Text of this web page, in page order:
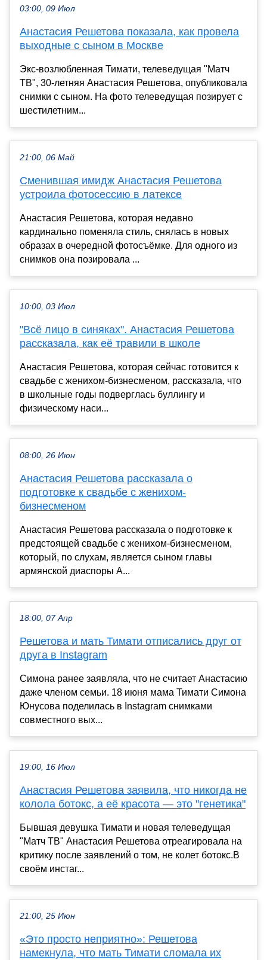
03:00, 09 Июл
Анастасия Решетова показала, как провела
выходные с сыном в Москве
Экс-возлюбленная Тимати, телеведущая "Матч
ТВ", 30-летняя Анастасия Решетова, опубликовала
снимки с сыном. На фото телеведущая позирует с
шестилетним...
21:00, 06 Май
Сменившая имидж Анастасия Решетова
устроила фотосессию в латексе
Анастасия Решетова, которая недавно
кардинально поменяла стиль, снялась в новых
образах в очередной фотосъёмке. Для одного из
снимков она позировала ...
10:00, 03 Июл
"Всё лицо в синяках". Анастасия Решетова
рассказала, как её травили в школе
Анастасия Решетова, которая сейчас готовится к
свадьбе с женихом-бизнесменом, рассказала, что
в школьные годы подверглась буллингу и
физическому наси...
08:00, 26 Июн
Анастасия Решетова рассказала о
подготовке к свадьбе с женихом-
бизнесменом
Анастасия Решетова рассказала о подготовке к
предстоящей свадьбе с женихом-бизнесменом,
который, по слухам, является сыном главы
армянской диаспоры А...
18:00, 07 Апр
Решетова и мать Тимати отписались друг от
друга в Instagram
Симона ранее заявляла, что не считает Анастасию
даже членом семьи. 18 июня мама Тимати Симона
Юнусова поделилась в Instagram снимками
совместного вых...
19:00, 16 Июл
Анастасия Решетова заявила, что никогда не
колола ботокс, а её красота — это "генетика"
Бывшая девушка Тимати и новая телеведущая
"Матч ТВ" Анастасия Решетова отреагировала на
критику после заявлений о том, не колет ботокс.В
своём инстаг...
21:00, 25 Июн
«Это просто неприятно»: Решетова
намекнула, что мать Тимати сломала их